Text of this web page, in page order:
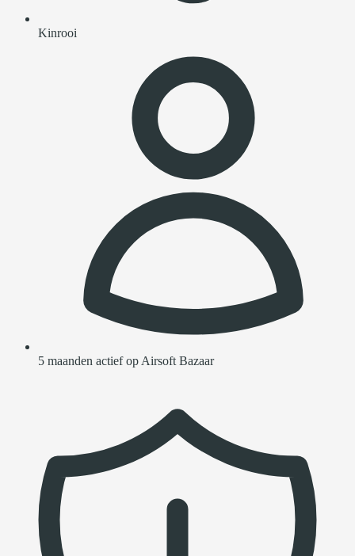
Kinrooi
5 maanden actief op Airsoft Bazaar